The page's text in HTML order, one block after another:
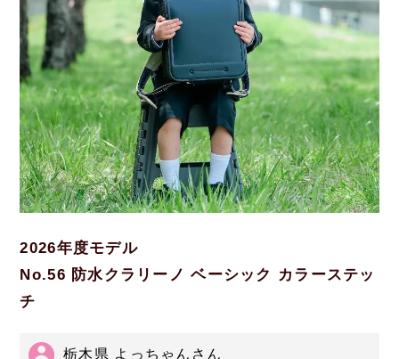
2026年度モデル
No.56 防水クラリーノ ベーシック カラーステッ
チ
栃木県 よっちゃんさん